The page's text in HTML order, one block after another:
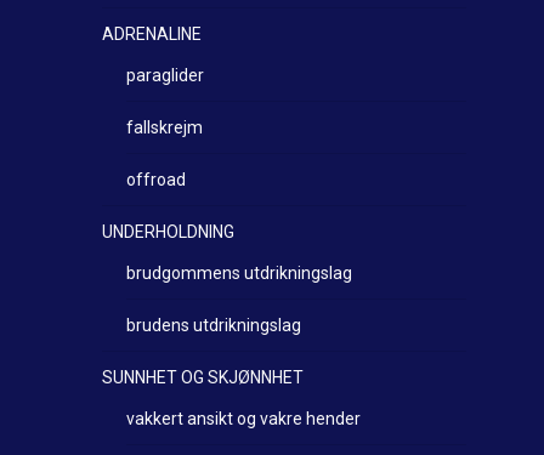
ADRENALINE
paraglider
fallskrejm
offroad
UNDERHOLDNING
brudgommens utdrikningslag
brudens utdrikningslag
SUNNHET OG SKJØNNHET
vakkert ansikt og vakre hender